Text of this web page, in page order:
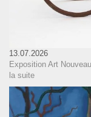
13.07.2026
Exposition Art
la suite